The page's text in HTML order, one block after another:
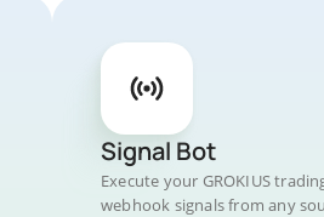
Signal Bot
Execute your GROKIUS
webhook signals from any